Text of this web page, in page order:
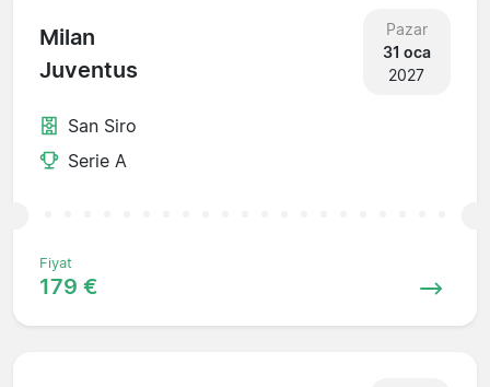
Milan
Juventus
Pazar
31 oca
2027
San Siro
Serie A
Fiyat
179 €